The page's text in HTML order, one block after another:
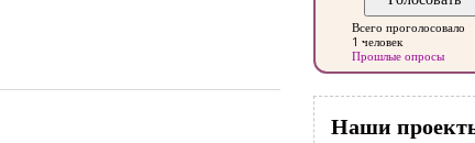
Всего проголосовало
1 человек
Прошлые опросы
Наши